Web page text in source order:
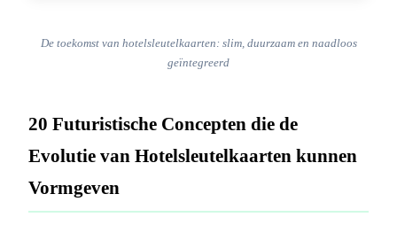
De toekomst van hotelsleutelkaarten: slim, duurzaam en naadloos
geïntegreerd
20 Futuristische Concepten die de
Evolutie van Hotelsleutelkaarten kunnen
Vormgeven